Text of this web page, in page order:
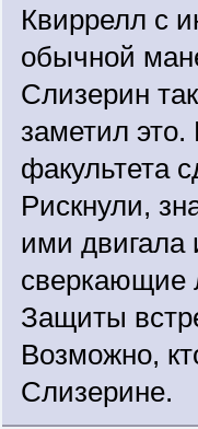
Квиррелл с
обычной
Слизерин
заметил
факультета
Рискнули,
ими
сверкающие
Защиты
Возможно,
Слизерине.